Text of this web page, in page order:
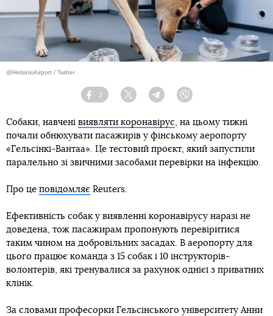
@HelsinkiAirport / Twitter
Facebook
2
Twitter TelegramViber
Собаки, навчені виявляти коронавірус, на цьому тижні
почали обнюхувати пасажирів у фінському аеропорту
«Гельсінкі-Вантаа». Це тестовий проєкт, який запустили
паралельно зі звичними засобами перевірки на інфекцію.
Про це повідомляє Reuters.
Ефективність собак у виявленні коронавірусу наразі не
доведена, тож пасажирам пропонують перевіритися
таким чином на добровільних засадах. В аеропорту для
цього працює команда з 15 собак і 10 інструкторів-
волонтерів, які тренувалися за рахунок однієї з приватних
клінік.
За словами професорки Гельсінського університету Анни